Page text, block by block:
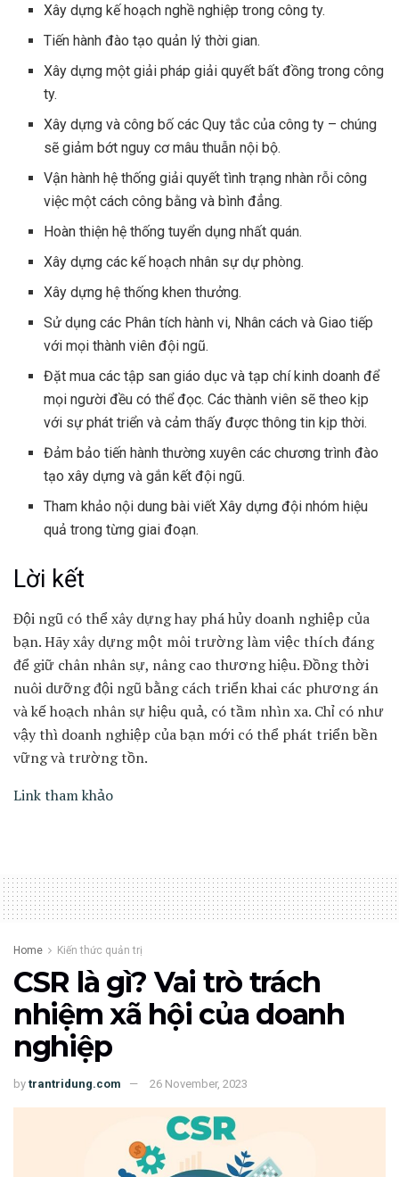
Xây dựng kế hoạch nghề nghiệp trong công ty.
Tiến hành đào tạo quản lý thời gian.
Xây dựng một giải pháp giải quyết bất đồng trong công
ty.
Xây dựng và công bố các Quy tắc của công ty – chúng
sẽ giảm bớt nguy cơ mâu thuẫn nội bộ.
Vận hành hệ thống giải quyết tình trạng nhàn rỗi công
việc một cách công bằng và bình đẳng.
Hoàn thiện hệ thống tuyển dụng nhất quán.
Xây dựng các kế hoạch nhân sự dự phòng.
Xây dựng hệ thống khen thưởng.
Sử dụng các Phân tích hành vi, Nhân cách và Giao tiếp
với mọi thành viên đội ngũ.
Đặt mua các tập san giáo dục và tạp chí kinh doanh để
mọi người đều có thể đọc. Các thành viên sẽ theo kịp
với sự phát triển và cảm thấy được thông tin kịp thời.
Đảm bảo tiến hành thường xuyên các chương trình đào
tạo xây dựng và gắn kết đội ngũ.
Tham khảo nội dung bài viết Xây dựng đội nhóm hiệu
quả trong từng giai đoạn.
Lời kết
Đội ngũ có thể xây dựng hay phá hủy doanh nghiệp của
bạn. Hãy xây dựng một môi trường làm việc thích đáng
để giữ chân nhân sự, nâng cao thương hiệu. Đồng thời
nuôi dưỡng đội ngũ bằng cách triển khai các phương án
và kế hoạch nhân sự hiệu quả, có tầm nhìn xa. Chỉ có như
vậy thì doanh nghiệp của bạn mới có thể phát triển bền
vững và trường tồn.
Link tham khảo
Home Kiến thức quản trị
CSR là gì? Vai trò trách
nhiệm xã hội của doanh
nghiệp
by trantridung.com 26 November, 2023